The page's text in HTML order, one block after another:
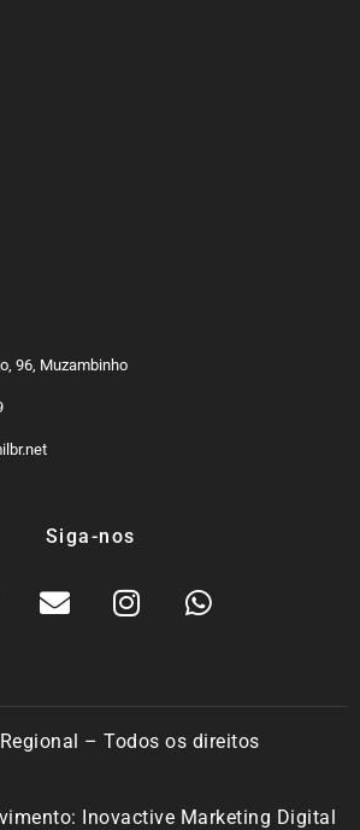
96, Muzambinho
Siga-nos
– Todos os direitos
Inovactive Marketing Digital